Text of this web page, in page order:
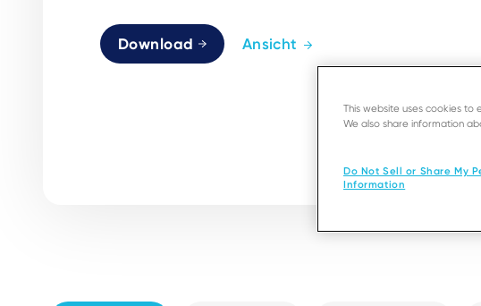
Download Ansicht
This website uses cookies
We also share information
Do Not Sell or Share My
Information